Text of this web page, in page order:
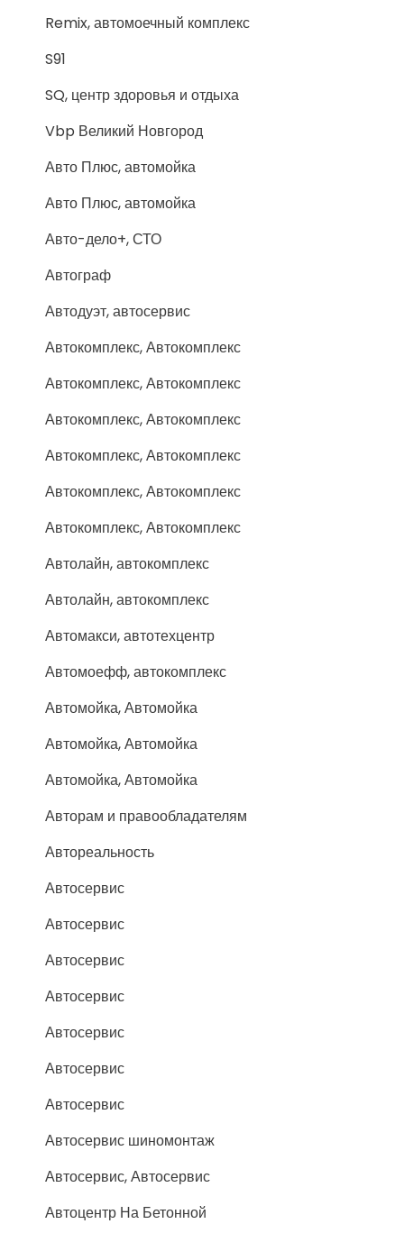
Remix, автомоечный комплекс
S91
SQ, центр здоровья и отдыха
Vbp Великий Новгород
Авто Плюс, автомойка
Авто Плюс, автомойка
Авто-дело+, СТО
Автограф
Автодуэт, автосервис
Автокомплекс, Автокомплекс
Автокомплекс, Автокомплекс
Автокомплекс, Автокомплекс
Автокомплекс, Автокомплекс
Автокомплекс, Автокомплекс
Автокомплекс, Автокомплекс
Автолайн, автокомплекс
Автолайн, автокомплекс
Автомакси, автотехцентр
Автомоефф, автокомплекс
Автомойка, Автомойка
Автомойка, Автомойка
Автомойка, Автомойка
Авторам и правообладателям
Автореальность
Автосервис
Автосервис
Автосервис
Автосервис
Автосервис
Автосервис
Автосервис
Автосервис шиномонтаж
Автосервис, Автосервис
Автоцентр На Бетонной